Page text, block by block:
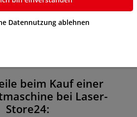
beim Kauf einer
bei Laser-
Store24:
Datennutzung ablehnen